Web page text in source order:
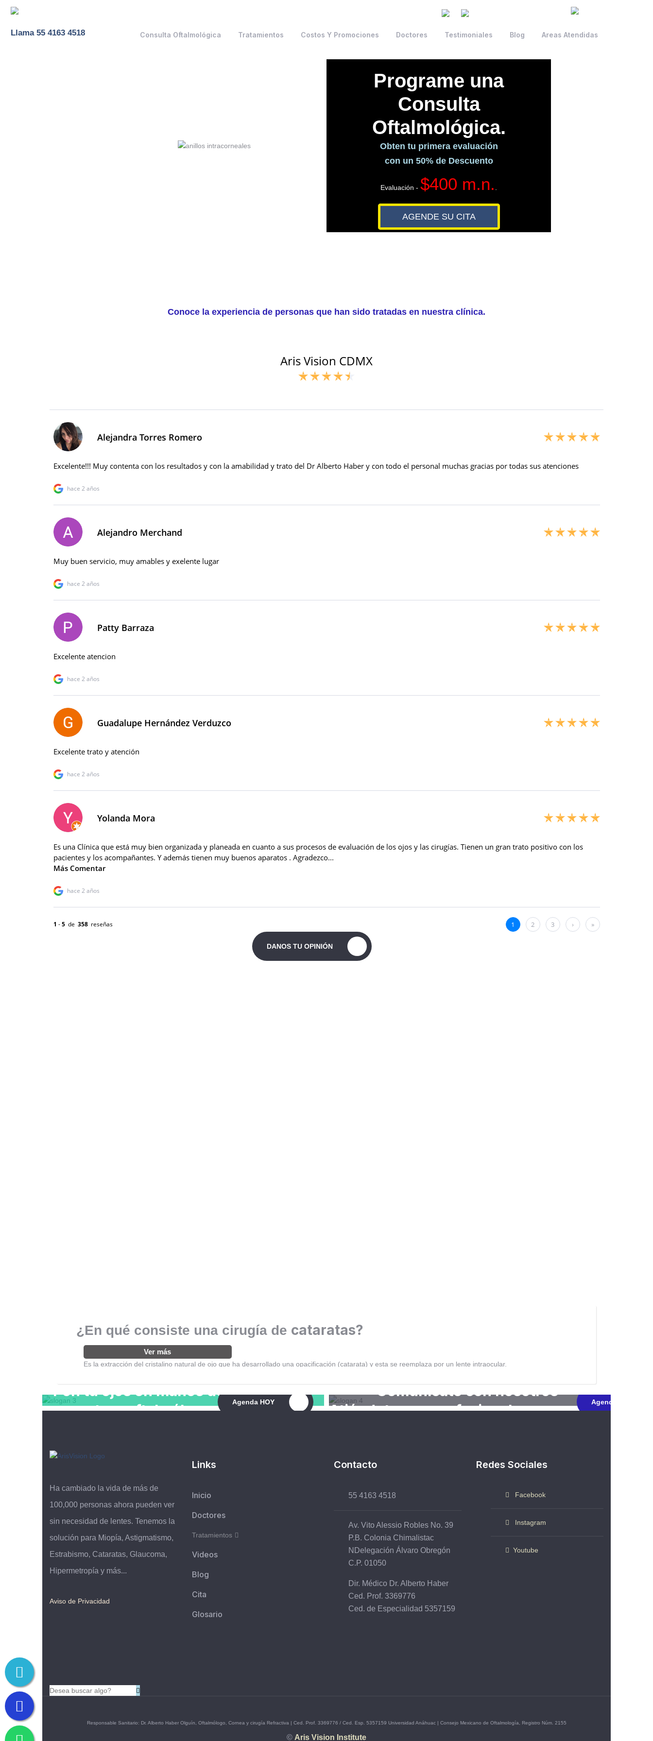
Llama 55 4163 4518 Consulta Oftalmológica Tratamientos Costos Y Promociones Doctores Testimoniales Blog Areas Atendidas
Costos Cirugías
Oftalmológicas.
Gracias a nuestra alianza con la fundación
Vamos Viendo podemos ofrecer cirugías de
excelente calidad a los mejores precios
disponibles.
Cirugía Catarata - $14,500
AGENDE SU CITA
Conoce la experiencia de personas que han sido tratadas en nuestra clínica.
¿En qué consiste una cirugía de cataratas?
Ver más
Pon tu ojos en manos de
nuestros oftalmólogos
Agenda HOY
Comunícate con nosotros
Atiéndete con profesionales cerca de tíAgenda HOY
100,000 personas ahora pueden ver
solución para Miopía, Astigmatismo,
Estrabismo, Cataratas, Glaucoma,
Hipermetropía y más...
Links
Inicio
Doctores
Videos
Blog
Cita
Glosario
Contacto
NDelegación Álvaro Obregón
Ced. de Especialidad 5357159
Redes Sociales
Instagram